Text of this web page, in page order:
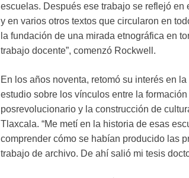
escuelas. Después ese trabajo se reflejó en
y en varios otros textos que circularon en
la fundación de una mirada etnográfica en
trabajo docente”, comenzó Rockwell.
En los años noventa, retomó su interés en
estudio sobre los vínculos entre la formación
posrevolucionario y la construcción de
Tlaxcala. “Me metí en la historia de esas
comprender cómo se habían producido las
trabajo de archivo. De ahí salió mi tesis